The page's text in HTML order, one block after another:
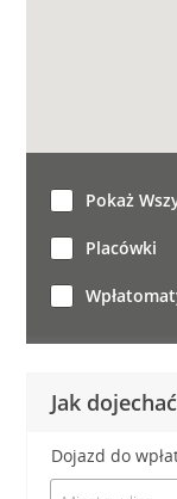
Jak
Dojazd do
Pokaż
Placówki